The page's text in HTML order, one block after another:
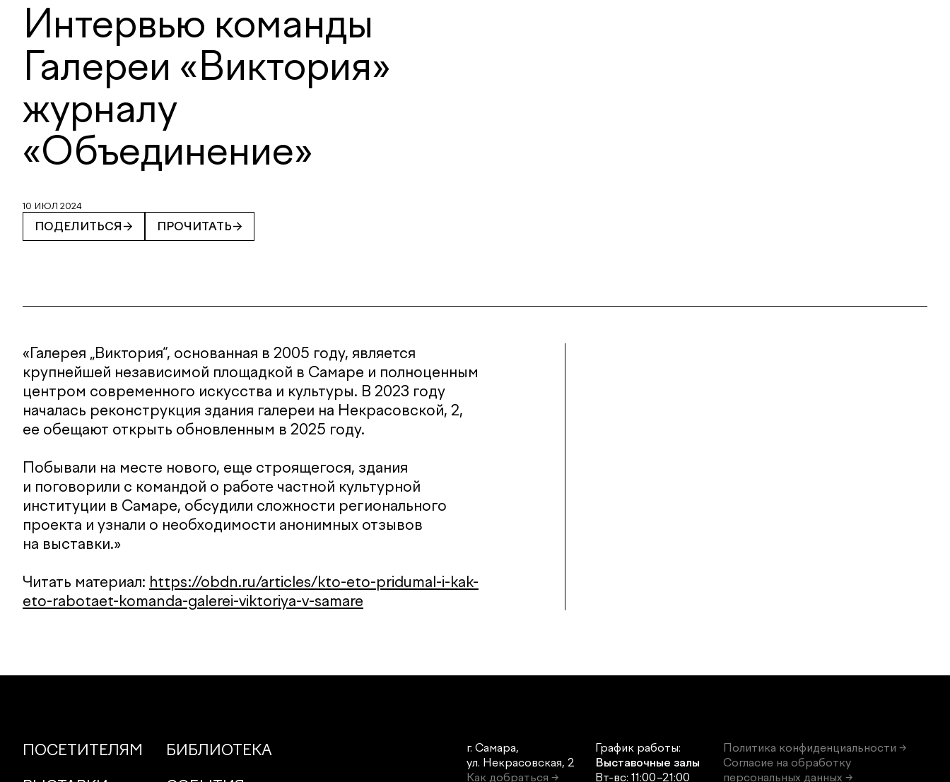
Интервью команды
Галереи «Виктория»
журналу
«Объединение»
10 ИЮЛ 2024
ПОДЕЛИТЬСЯ ПРОЧИТАТЬ
«Галерея „Виктория“, основанная в 2005 году, является
крупнейшей независимой площадкой в Самаре и полноценным
центром современного искусства и культуры. В 2023 году
началась реконструкция здания галереи на Некрасовской, 2,
ее обещают открыть обновленным в 2025 году.
Побывали на месте нового, еще строящегося, здания
и поговорили с командой о работе частной культурной
институции в Самаре, обсудили сложности регионального
проекта и узнали о необходимости анонимных отзывов
на выставки.»
Читать материал: https://obdn.ru/articles/kto-eto-pridumal-i-kak-
eto-rabotaet-komanda-galerei-viktoriya-v-samare
ПОСЕТИТЕЛЯМ БИБЛИОТЕКА
г. Самара,
ул. Некрасовская, 2
Как добраться →
График работы:
Выставочные залы
Вт-вс: 11:00–21:00
Политика конфиденциальности →
Согласие на обработку
персональных данных →